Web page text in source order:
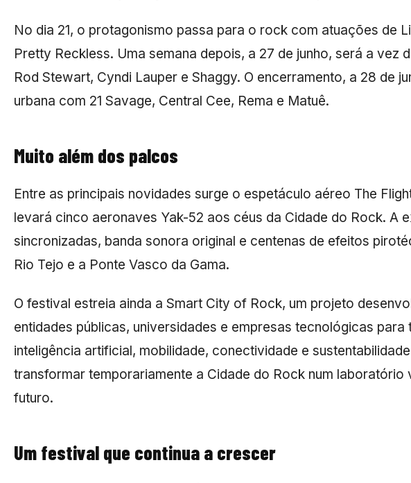
No dia 21, o protagonismo passa para o rock com atuações de
Pretty Reckless. Uma semana depois, a 27 de junho, será a vez
Rod Stewart, Cyndi Lauper e Shaggy. O encerramento, a 28 de
urbana com 21 Savage, Central Cee, Rema e Matuê.
Muito além dos palcos
Entre as principais novidades surge o espetáculo aéreo The
levará cinco aeronaves Yak-52 aos céus da Cidade do Rock. A
sincronizadas, banda sonora original e centenas de efeitos
Rio Tejo e a Ponte Vasco da Gama.
O festival estreia ainda a Smart City of Rock, um projeto
entidades públicas, universidades e empresas tecnológicas
inteligência artificial, mobilidade, conectividade e
transformar temporariamente a Cidade do Rock num laboratório
futuro.
Um festival que continua a crescer